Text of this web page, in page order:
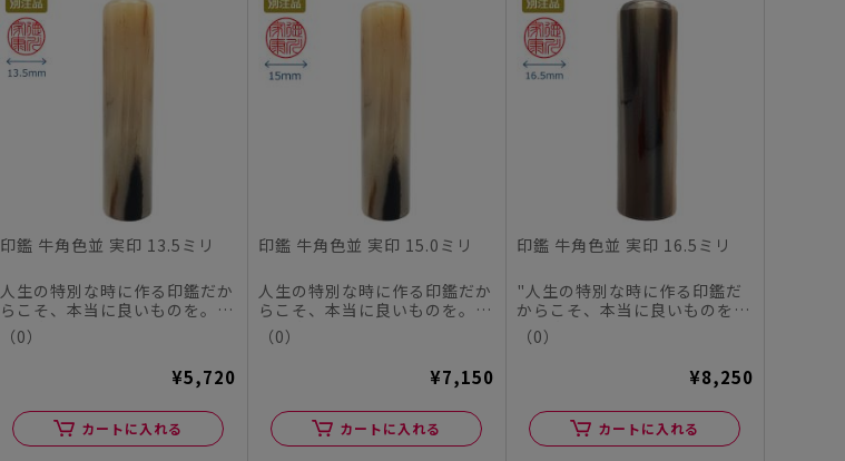
印鑑 牛角色並 実印 13.5ミリ
人生の特別な時に作る印鑑だか
らこそ、本当に良いものを。
この度、シヤチハタオフィシャ
ル...
（0）
¥5,720
カートに入れる
印鑑 牛角色並 実印 15.0ミリ
人生の特別な時に作る印鑑だか
らこそ、本当に良いものを。
この度、シヤチハタオフィシャ
ル...
（0）
¥7,150
カートに入れる
印鑑 牛角色並 実印 16.5ミリ
"人生の特別な時に作る印鑑だ
からこそ、本当に良いものを。
この度、シヤチハタオフィシ
ャ...
（0）
¥8,250
カートに入れる